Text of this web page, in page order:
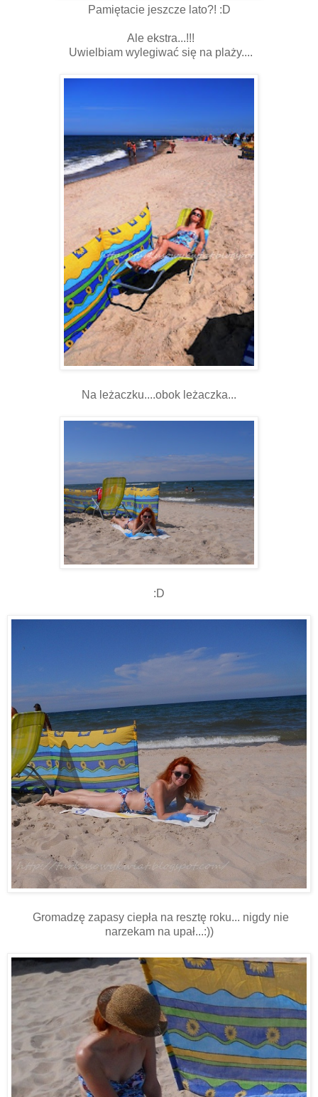
Pamiętacie jeszcze lato?! :D
Ale ekstra...!!!
Uwielbiam wylegiwać się na plaży....
Na leżaczku....obok leżaczka...
:D
Gromadzę zapasy ciepła na resztę roku... nigdy nie
narzekam na upał...:))